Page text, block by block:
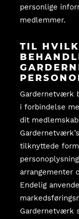
personlige
medlemmer.
TIL
Gardernetværk
i forbindelse
dit
tilknyttede
arrangementer
Endelig
Gardernetværk